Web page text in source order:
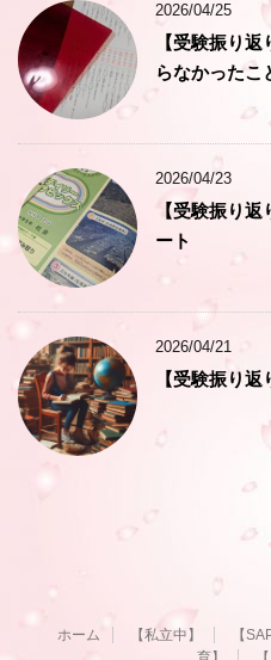
2026/04/25
【受験振り
らなかったこ
2026/04/23
【受験振り
ート
2026/04/21
【受験振り
ホーム 【私立中】 【